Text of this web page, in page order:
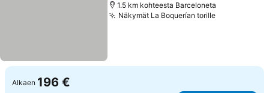
1.5 km kohteesta Barceloneta
Näkymät La Boquerían torilleKatso
Alkaen 196 €